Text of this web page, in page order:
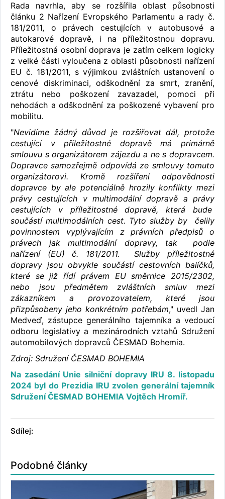
Rada navrhla, aby se rozšířila oblast působnosti
článku 2 Nařízení Evropského Parlamentu a rady č.
181/2011, o právech cestujících v autobusové a
autokarové dopravě, i na příležitostnou dopravu.
Příležitostná osobní doprava je zatím celkem logicky
z velké části vyloučena z oblasti působnosti nařízení
EU č. 181/2011, s výjimkou zvláštních ustanovení o
cenové diskriminaci, odškodnění za smrt, zranění,
ztrátu nebo poškození zavazadel, pomoci při
nehodách a odškodnění za poškozené vybavení pro
mobilitu.
"Nevidíme žádný důvod je rozšiřovat dál, protože
cestující v příležitostné dopravě má primárně
smlouvu s organizátorem zájezdu a ne s dopravcem.
Dopravce samozřejmě odpovídá ze smlouvy tomuto
organizátorovi. Kromě rozšíření odpovědnosti
dopravce by ale potenciálně hrozily konflikty mezi
právy cestujících v multimodální dopravě a právy
cestujících v příležitostné dopravě, která bude
součástí multimodálních cest. Tyto služby by čelily
povinnostem vyplývajícím z právních předpisů o
právech jak multimodální dopravy, tak podle
nařízení (EU) č. 181/2011. Služby příležitostné
dopravy jsou obvykle součástí cestovních balíčků,
které se již řídí právem EU směrnice 2015/2302,
nebo jsou předmětem zvláštních smluv mezi
zákazníkem a provozovatelem, které jsou
přizpůsobeny jeho konkrétním potřebám," uvedl Jan
Medveď, zástupce generálního tajemníka a vedoucí
odboru legislativy a mezinárodních vztahů Sdružení
automobilových dopravců ČESMAD Bohemia.
Zdroj: Sdružení ČESMAD BOHEMIA
Na zasedání Unie silniční dopravy IRU 8. listopadu
2024 byl do Prezidia IRU zvolen generální tajemník
Sdružení ČESMAD BOHEMIA Vojtěch Hromíř.
Sdílej:
Podobné články